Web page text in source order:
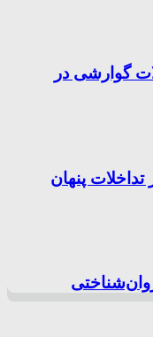
گوارشی در
پنهان